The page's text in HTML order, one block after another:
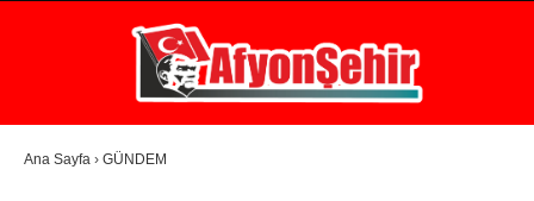
31°
AFYON
GALERİ
Ana Sayfa › GÜNDEM